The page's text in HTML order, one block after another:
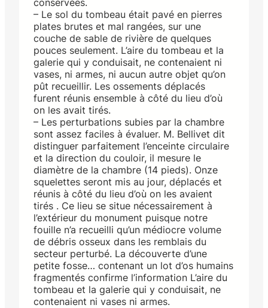
– Le sol du tombeau était pavé en pierres
plates brutes et mal rangées, sur une
couche de sable de rivière de quelques
pouces seulement. L’aire du tombeau et la
galerie qui y conduisait, ne contenaient ni
vases, ni armes, ni aucun autre objet qu’on
pût recueillir. Les ossements déplacés
furent réunis ensemble à côté du lieu d’où
on les avait tirés.
– Les perturbations subies par la chambre
sont assez faciles à évaluer. M. Bellivet dit
distinguer parfaitement l’enceinte circulaire
et la direction du couloir, il mesure le
diamètre de la chambre (14 pieds). Onze
squelettes seront mis au jour, déplacés et
réunis à côté du lieu d’où on les avaient
tirés . Ce lieu se situe nécessairement à
l’extérieur du monument puisque notre
fouille n’a recueilli qu’un médiocre volume
de débris osseux dans les remblais du
secteur perturbé. La découverte d’une
petite fosse… contenant un lot d’os humains
fragmentés confirme l’information L’aire du
tombeau et la galerie qui y conduisait, ne
contenaient ni vases ni armes.